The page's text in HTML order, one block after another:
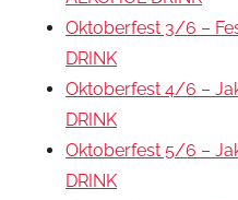
Oktoberfest 3/6 –
DRINK
Oktoberfest 4/6 –
DRINK
Oktoberfest 5/6 –
DRINK